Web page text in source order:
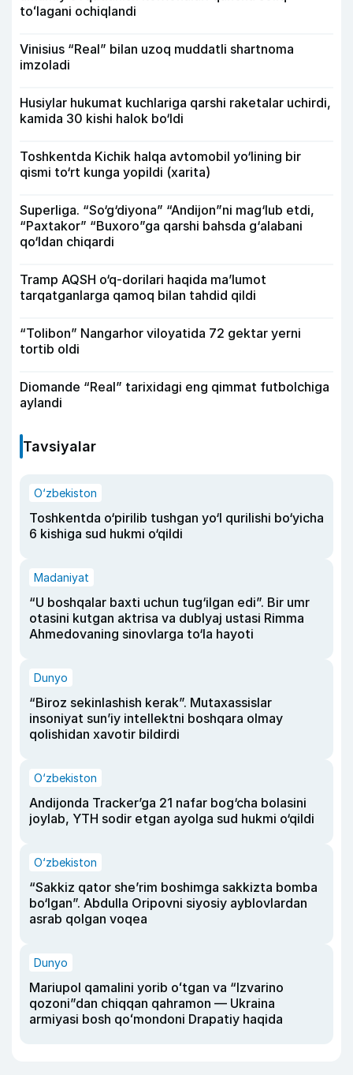
toʻlagani ochiqlandi
Vinisius “Real” bilan uzoq muddatli shartnoma
imzoladi
Husiylar hukumat kuchlariga qarshi raketalar uchirdi,
kamida 30 kishi halok bo‘ldi
Toshkentda Kichik halqa avtomobil yo‘lining bir
qismi to‘rt kunga yopildi (xarita)
Superliga. “So‘g‘diyona” “Andijon”ni mag‘lub etdi,
“Paxtakor” “Buxoro”ga qarshi bahsda g‘alabani
qo‘ldan chiqardi
Tramp AQSH o‘q-dorilari haqida ma’lumot
tarqatganlarga qamoq bilan tahdid qildi
“Tolibon” Nangarhor viloyatida 72 gektar yerni
tortib oldi
Diomande “Real” tarixidagi eng qimmat futbolchiga
aylandi
Tavsiyalar
O‘zbekiston
Toshkentda o‘pirilib tushgan yo‘l qurilishi bo‘yicha
6 kishiga sud hukmi o‘qildi
Madaniyat
“U boshqalar baxti uchun tug‘ilgan edi”. Bir umr
otasini kutgan aktrisa va dublyaj ustasi Rimma
Ahmedovaning sinovlarga to‘la hayoti
Dunyo
“Biroz sekinlashish kerak”. Mutaxassislar
insoniyat sun’iy intellektni boshqara olmay
qolishidan xavotir bildirdi
O‘zbekiston
Andijonda Tracker’ga 21 nafar bog‘cha bolasini
joylab, YTH sodir etgan ayolga sud hukmi o‘qildi
O‘zbekiston
“Sakkiz qator she’rim boshimga sakkizta bomba
bo‘lgan”. Abdulla Oripovni siyosiy ayblovlardan
asrab qolgan voqea
Dunyo
Mariupol qamalini yorib oʻtgan va “Izvarino
qozoni”dan chiqqan qahramon — Ukraina
armiyasi bosh qoʻmondoni Drapatiy haqida